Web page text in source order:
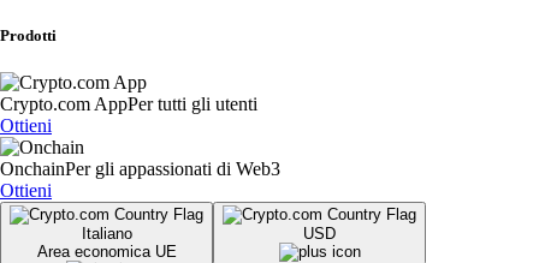
Prodotti
Crypto.com AppPer tutti gli utenti
Ottieni
OnchainPer gli appassionati di Web3
Ottieni
Italiano
Area economica UE
USD